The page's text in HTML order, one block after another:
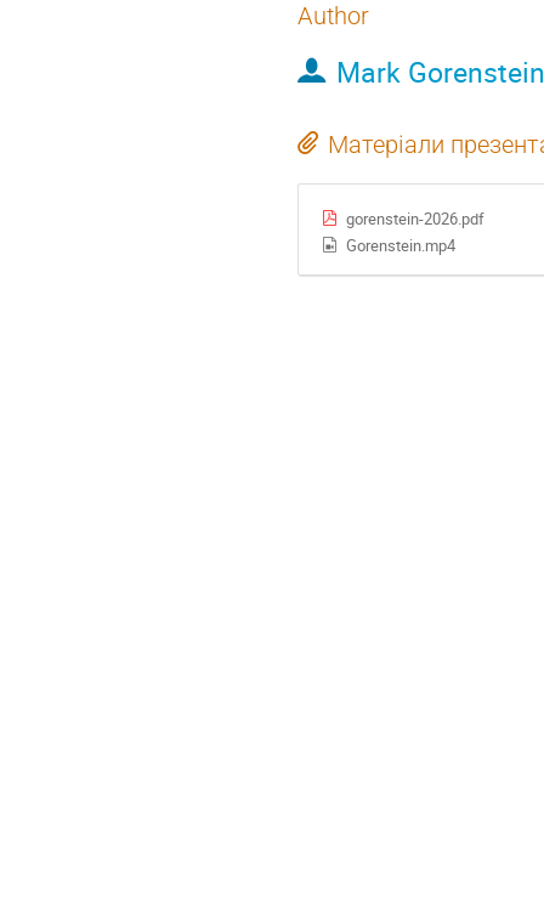
Author
Mark Gorenstein
Матеріали
gorenstein-2026.pdf
Gorenstein.mp4